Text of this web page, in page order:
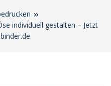
individuell gestalten – Jetzt